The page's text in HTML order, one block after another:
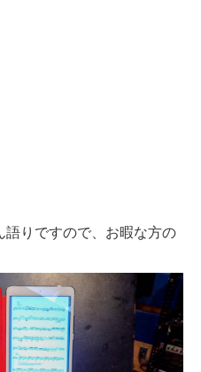
りですので、お暇な方の